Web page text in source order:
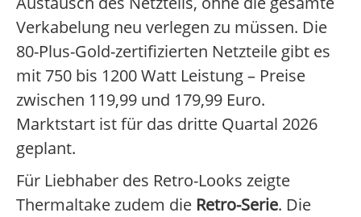
Verkabelung neu verlegen zu müssen. Die
80-Plus-Gold-zertifizierten Netzteile gibt es
mit 750 bis 1200 Watt Leistung – Preise
zwischen 119,99 und 179,99 Euro.
Marktstart ist für das dritte Quartal 2026
geplant.
Für Liebhaber des Retro-Looks zeigte
Thermaltake zudem die Retro-Serie. Die